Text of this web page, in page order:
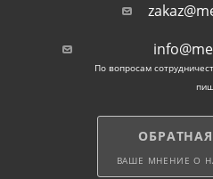
По вопросам
ВАШЕ МНЕНИЕ О